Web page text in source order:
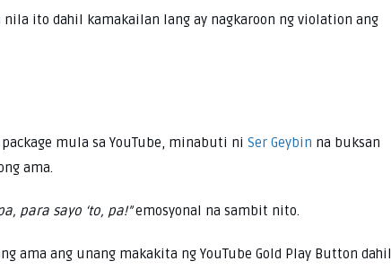
ito dahil kamakailan lang ay nagkaroon ng violation ang
mula sa YouTube, minabuti ni Ser Geybin na buksan
ama.
para sayo ‘to, pa!”emosyonal na sambit nito.
ama ang unang makakita ng YouTube Gold Play Button dahil